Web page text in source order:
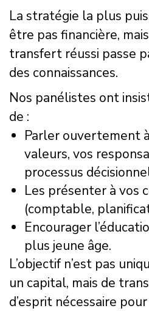
La stratégie la plus
être pas financière,
transfert réussi passe
des connaissances.
Nos panélistes ont
de :
Parler ouvertement
valeurs, vos
processus
Les présenter à vos
(comptable,
Encourager
plus jeune âge.
L’objectif n’est pas
un capital, mais de
d’esprit nécessaire